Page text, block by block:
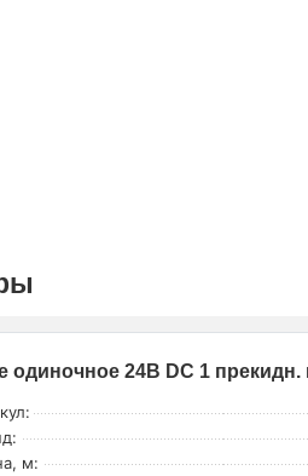
одиночное 24В DC 1 прекидн.
м: